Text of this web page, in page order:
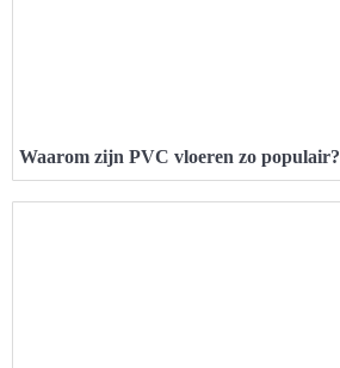
Waarom zijn PVC vloeren zo populair?